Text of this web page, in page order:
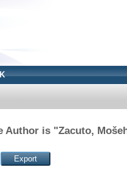
Author is "Zacuto,